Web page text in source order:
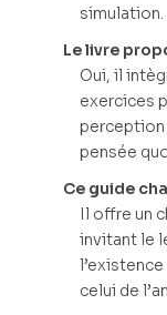
simulation.
Le livre
Oui, il
exercices
perception
pensée
Ce guide
Il offre un
invitant le
celui de